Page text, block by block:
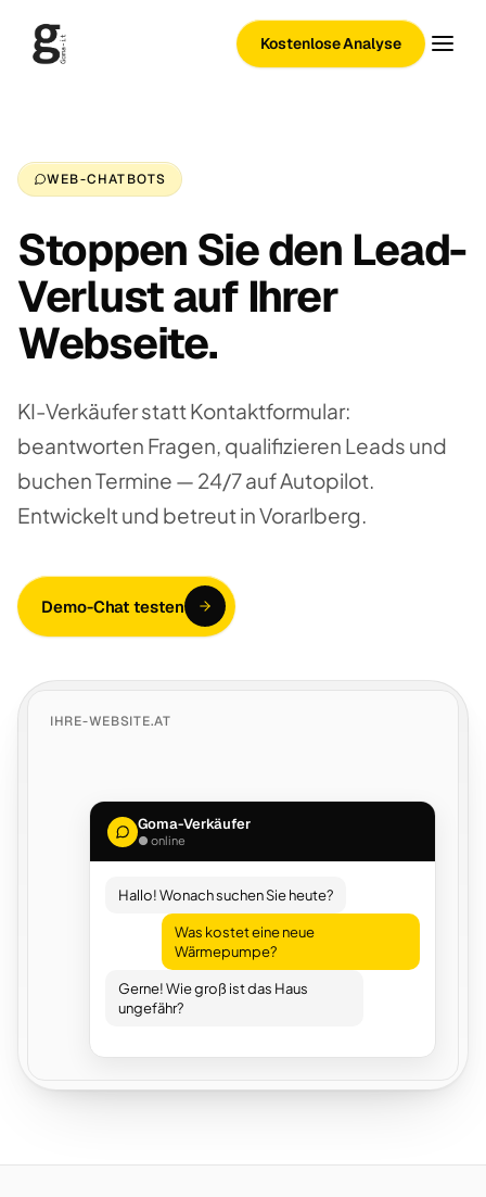
Kostenlose Analyse
WEB-CHATBOTS
Stoppen Sie den Lead-
Verlust auf Ihrer
Webseite.
KI-Verkäufer statt Kontaktformular:
beantworten Fragen, qualifizieren Leads und
buchen Termine — 24/7 auf Autopilot.
Entwickelt und betreut in Vorarlberg.
Demo-Chat testen
IHRE-WEBSITE.AT
Goma-Verkäufer
● online
Hallo! Wonach suchen Sie heute?
Was kostet eine neue
Wärmepumpe?
Gerne! Wie groß ist das Haus
ungefähr?